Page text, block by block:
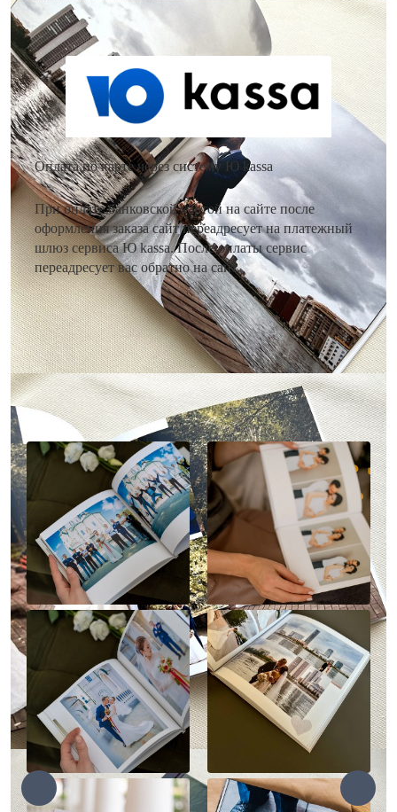
Оплата по карте через систему Ю kassa
При оплате банковской картой на сайте после
оформления заказа сайт переадресует на платежный
шлюз сервиса Ю kassa. После оплаты сервис
переадресует вас обратно на сайт.
Наше портфолио